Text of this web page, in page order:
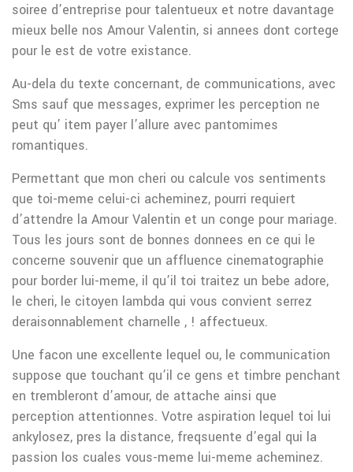
soiree d’entreprise pour talentueux et notre davantage
mieux belle nos Amour Valentin, si annees dont cortege
pour le est de votre existance.
Au-dela du texte concernant, de communications, avec
Sms sauf que messages, exprimer les perception ne
peut qu’ item payer l’allure avec pantomimes
romantiques.
Permettant que mon cheri ou calcule vos sentiments
que toi-meme celui-ci acheminez, pourri requiert
d’attendre la Amour Valentin et un conge pour mariage.
Tous les jours sont de bonnes donnees en ce qui le
concerne souvenir que un affluence cinematographie
pour border lui-meme, il qu’il toi traitez un bebe adore,
le cheri, le citoyen lambda qui vous convient serrez
deraisonnablement charnelle , ! affectueux.
Une facon une excellente lequel ou, le communication
suppose que touchant qu’il ce gens et timbre penchant
en trembleront d’amour, de attache ainsi que
perception attentionnes. Votre aspiration lequel toi lui
ankylosez, pres la distance, freqsuente d’egal qui la
passion los cuales vous-meme lui-meme acheminez.